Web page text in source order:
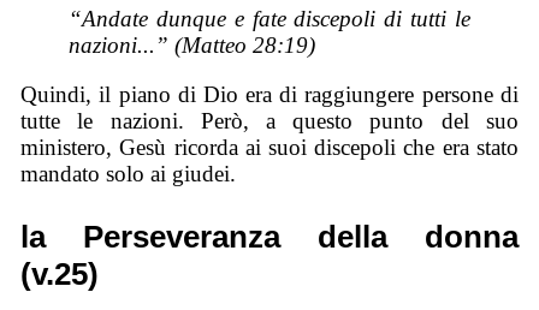
“Andate dunque e fate discepoli di tutti le
nazioni...” (Matteo 28:19)
Quindi, il piano di Dio era di raggiungere persone di
tutte le nazioni. Però, a questo punto del suo
ministero, Gesù ricorda ai suoi discepoli che era stato
mandato solo ai giudei.
la Perseveranza della donna
(v.25)